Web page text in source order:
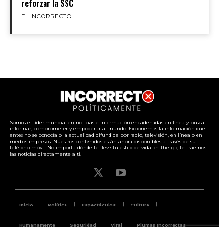
reforzar la SSC
EL INCORRECTO
Somos el líder mundial en noticias e información encadenadas en línea y busca
informar, comprometer y empoderar al mundo. Exponemos la información que
antes no se conocía o la actualidad difundida por radio, televisión, en línea o en
medios impresos. Nuestros contenidos están ahora disponibles a través de su
teléfono móvil. No importa dónde te lleve tu estilo de vida on-the-go, te traemos
las noticias directamente a ti.
Inicio Política Espectáculos Cultura
Humanamente Seguridad Viral Plumas Incorrectas